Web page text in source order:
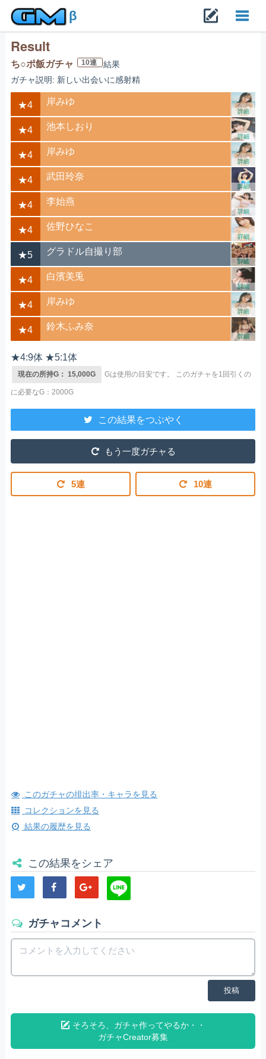
β
Result
ち○ポ飯ガチャ 10連
結果
ガチャ説明: 新しい出会いに感射精
★4 岸みゆ
詳細
★4 池本しおり
詳細
★4 岸みゆ
詳細
★4 武田玲奈
詳細
★4 李始燕
詳細
★4 佐野ひなこ
詳細
★5 グラドル自撮り部
詳細
★4 白濱美兎
詳細
★4 岸みゆ
詳細
★4 鈴木ふみ奈
詳細
★4:9体 ★5:1体
現在の所持G： 15,000G Gは使用の目安です。 このガチャを1回引くの
に必要なG：2000G
この結果をつぶやく
もう一度ガチャる
5連 10連
このガチャの排出率・キャラを見る
コレクションを見る
結果の履歴を見る
この結果をシェア
ガチャコメント
投稿
そろそろ、ガチャ作ってやるか・・
ガチャCreator募集